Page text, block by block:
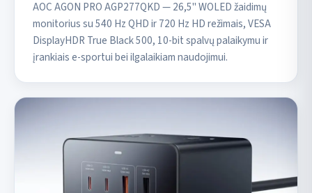
AOC AGON PRO AGP277QKD — 26,5" WOLED žaidimų
monitorius su 540 Hz QHD ir 720 Hz HD režimais, VESA
DisplayHDR True Black 500, 10-bit spalvų palaikymu ir
įrankiais e-sportui bei ilgalaikiam naudojimui.